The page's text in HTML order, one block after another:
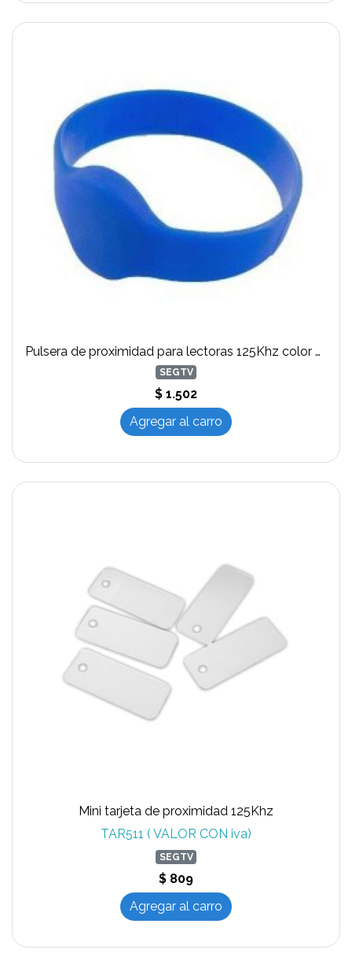
Pulsera de proximidad para lectoras 125Khz color azúl
SEGTV
$ 1.502
Agregar al carro
Mini tarjeta de proximidad 125Khz
TAR511 ( VALOR CON iva)
SEGTV
$ 809
Agregar al carro